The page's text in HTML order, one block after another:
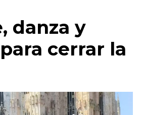
danza y
cerrar la